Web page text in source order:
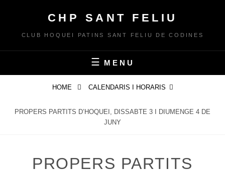
content
CHP SANT FELIU
CLUB HOQUEI PATINS SANT FELIU DE CODINES
MENU
HOME CALENDARIS I HORARIS
PROPERS PARTITS D’HOQUEI, DISSABTE 3 I DIUMENGE 4 DE
JUNY
PROPERS PARTITS